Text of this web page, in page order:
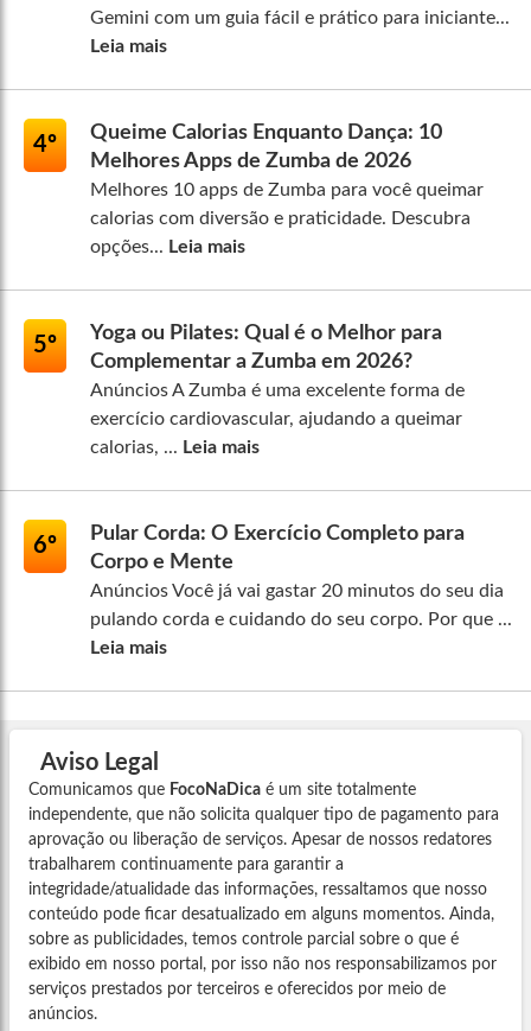
Gemini com um guia fácil e prático para iniciante...
Leia mais
4º
Queime Calorias Enquanto Dança: 10
Melhores Apps de Zumba de 2026
Melhores 10 apps de Zumba para você queimar
calorias com diversão e praticidade. Descubra
opções... Leia mais
5º
Yoga ou Pilates: Qual é o Melhor para
Complementar a Zumba em 2026?
Anúncios A Zumba é uma excelente forma de
exercício cardiovascular, ajudando a queimar
calorias, ... Leia mais
6º
Pular Corda: O Exercício Completo para
Corpo e Mente
Anúncios Você já vai gastar 20 minutos do seu dia
pulando corda e cuidando do seu corpo. Por que ...
Leia mais
Aviso Legal
Comunicamos que FocoNaDica é um site totalmente
independente, que não solicita qualquer tipo de pagamento para
aprovação ou liberação de serviços. Apesar de nossos redatores
trabalharem continuamente para garantir a
integridade/atualidade das informações, ressaltamos que nosso
conteúdo pode ficar desatualizado em alguns momentos. Ainda,
sobre as publicidades, temos controle parcial sobre o que é
exibido em nosso portal, por isso não nos responsabilizamos por
serviços prestados por terceiros e oferecidos por meio de
anúncios.